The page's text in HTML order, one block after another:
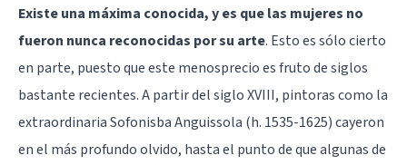
Existe una máxima conocida, y es que las mujeres no
fueron nunca reconocidas por su arte. Esto es sólo cierto
en parte, puesto que este menosprecio es fruto de siglos
bastante recientes. A partir del siglo XVIII, pintoras como la
extraordinaria Sofonisba Anguissola (h. 1535-1625) cayeron
en el más profundo olvido, hasta el punto de que algunas de